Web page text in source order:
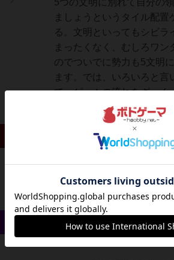
5つの文明に別れて自分の
ましょうというタイル配置
る。文明といってもシビラ
まったくなく、むしろワン
のでついでに勢力も5文明
ます。では、いろいろと言
て、ゲームの流れをざっく
続きを読む（3年弱前）
投稿を募集していま
戦略やコツ 0件